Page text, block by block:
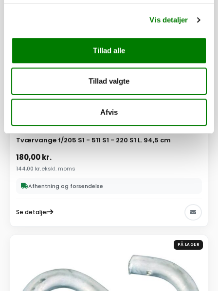
Vis detaljer
Tillad alle
Tillad valgte
Afvis
SKU: 40157
Tværvange f/205 S1 - 511 S1 - 220 S1 L. 94,5 cm
180,00kr.
144,00 kr.ekskl. moms
Afhentning og forsendelse
Se detaljer
PÅ LAGER